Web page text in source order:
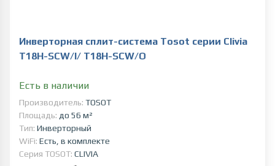
Инверторная сплит-система Tosot серии Clivia
T18H-SCW/I/ T18H-SCW/O
Есть в наличии
Производитель: TOSOT
Площадь: до 56 м²
Тип: Инверторный
WiFi: Есть, в комплекте
Серия TOSOT: CLIVIA